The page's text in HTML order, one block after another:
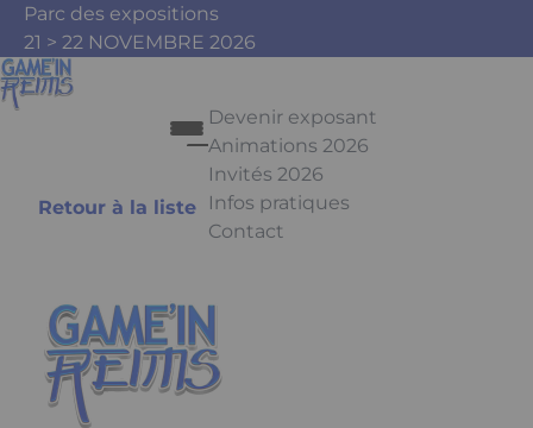
Aller au contenu principal
Parc des expositions
21 > 22 NOVEMBRE 2026
Devenir exposant
Animations 2026
Invités 2026
Infos pratiques
Contact
Retour à la liste
Panneau de gestion des cookies